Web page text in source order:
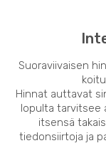
Suoraviivaisen
Hinnat auttavat
lopulta tarvitsee
itsensä
tiedonsiirtoja ja